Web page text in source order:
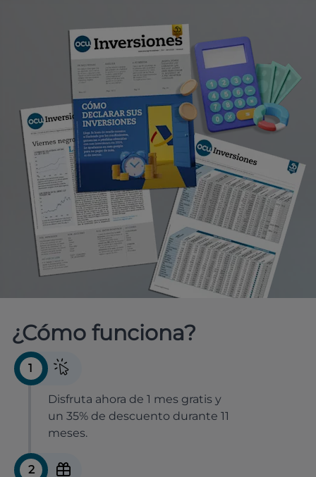
¿Cómo funciona?
1
Disfruta ahora de 1 mes gratis y
un 35% de descuento durante 11
meses.
2